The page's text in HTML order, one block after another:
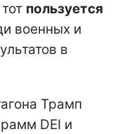
пользуется
военных и
в
Трамп
DEI и